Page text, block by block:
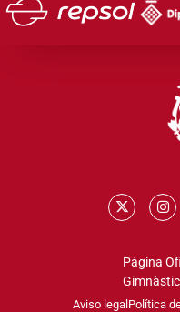
Página
Aviso legal Política